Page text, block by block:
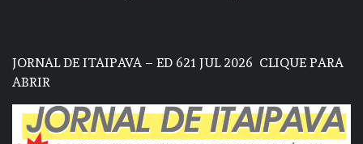
JORNAL DE ITAIPAVA – ED 621 JUL 2026 CLIQUE PARA
ABRIR